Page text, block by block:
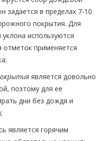
задается в пределах 7-10
покрытия. Для
используются
отметок применяется
является довольно
поэтому для ее
дни без дождя и
является горячим